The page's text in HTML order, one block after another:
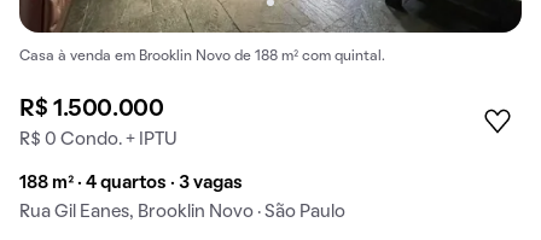
Casa à venda em Brooklin Novo de 188 m² com quintal.
R$ 1.500.000
R$ 0 Condo. + IPTU
188 m² · 4 quartos · 3 vagas
Rua Gil Eanes, Brooklin Novo · São Paulo